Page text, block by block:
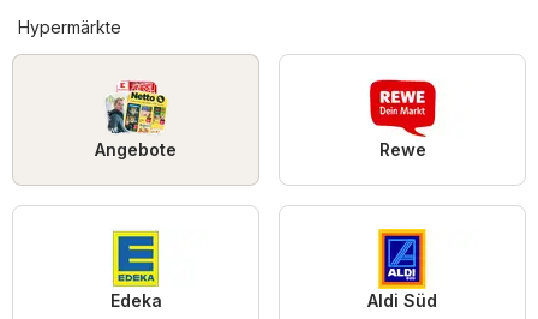
Hypermärkte
Angebote Rewe
Edeka Aldi Süd